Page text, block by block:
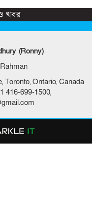
খবর
(Ronny)
Toronto, Ontario, Canada
416-699-1500,